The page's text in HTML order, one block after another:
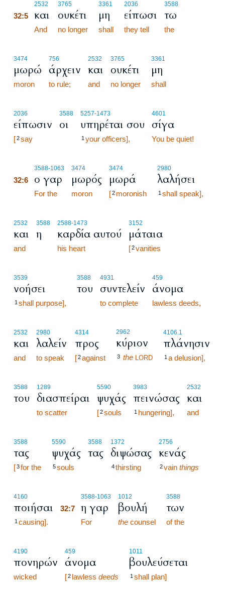
2532
32:5 και
And
3765
ουκέτι
no longer
3361
μη
shall
2036
είπωσι
they tell
3588
τω
the
3474
μωρώ
moron
756
άρχειν
to rule;
2532
και
and
3765
ουκέτι
no longer
3361
μη
shall
2036
είπωσιν
[2say
3588
οι
5257-1473
υπηρέται σου
1 your officers],
4601
σίγα
You be quiet!
3588-1063
32:6 ο γαρ
For the
3474
μωρός
moron
3474
μωρά
[2 moronish
2980
λαλήσει
1 shall speak],
2532
και
and
3588
η
2588-1473
καρδία αυτού
his heart
3152
μάταια
[2vanities
3539
νοήσει
1 shall purpose],
3588
του
4931
συντελείν
to complete
459
άνομα
lawless deeds,
2532
και
and
2980
λαλείν
to speak
4314
προς
[2against
2962
κύριον
3 the LORD
4106.1
πλάνησιν
1 a delusion],
3588
του
1289
διασπείραι
to scatter
5590
ψυχάς
[2souls
3983
πεινώσας
1 hungering],
2532
και
and
3588
τας
[3for the
5590
ψυχάς
5souls
3588
τας
1372
διψώσας
4thirsting
2756
κενάς
2vain things
4160
ποιήσαι
1 causing].
3588-1063
32:7 η γαρ
For
1012
βουλή
the counsel
3588
των
of the
4190
πονηρών
wicked
459
άνομα
[2 lawless deeds
1011
βουλεύσεται
1 shall plan]